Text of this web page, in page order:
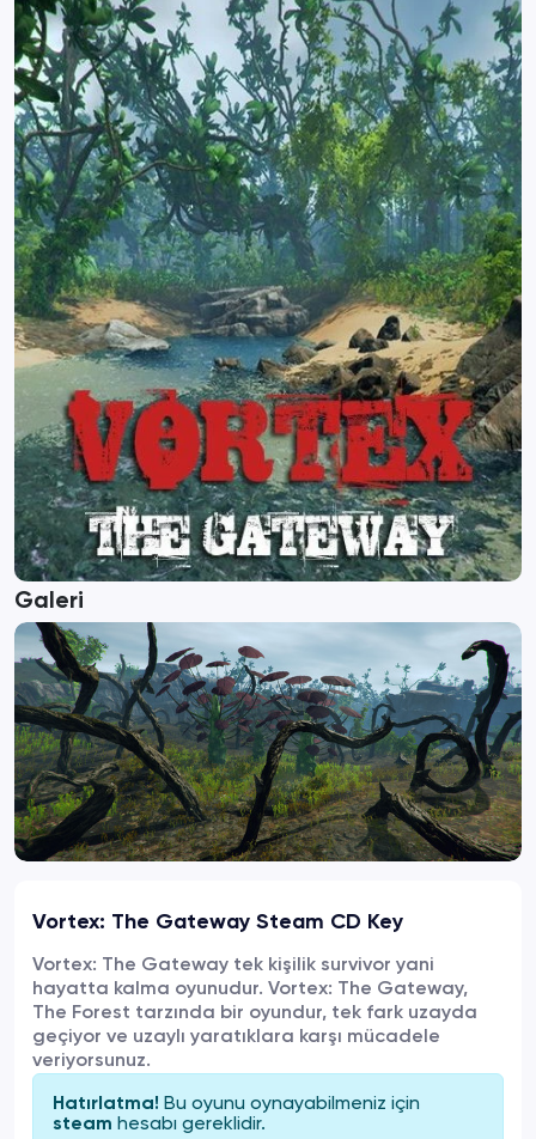
Galeri
Vortex: The Gateway Steam CD Key
Vortex: The Gateway tek kişilik survivor yani
hayatta kalma oyunudur. Vortex: The Gateway,
The Forest tarzında bir oyundur, tek fark uzayda
geçiyor ve uzaylı yaratıklara karşı mücadele
veriyorsunuz.
Hatırlatma! Bu oyunu oynayabilmeniz için
steam hesabı gereklidir.